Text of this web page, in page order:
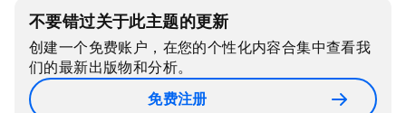
不要错过关于此主题的更新
创建一个免费账户，在您的个性化内容合集中查看我
们的最新出版物和分析。
免费注册